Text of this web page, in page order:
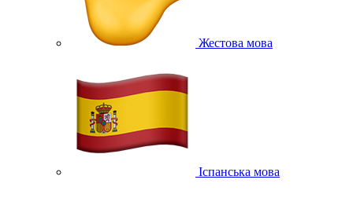
Жестова мова
Іспанська мова